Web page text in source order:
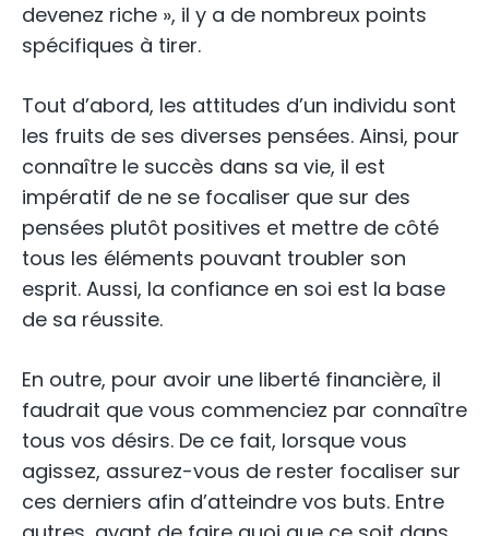
devenez riche », il y a de nombreux points
spécifiques à tirer.
Tout d’abord, les attitudes d’un individu sont
les fruits de ses diverses pensées. Ainsi, pour
connaître le succès dans sa vie, il est
impératif de ne se focaliser que sur des
pensées plutôt positives et mettre de côté
tous les éléments pouvant troubler son
esprit. Aussi, la confiance en soi est la base
de sa réussite.
En outre, pour avoir une liberté financière, il
faudrait que vous commenciez par connaître
tous vos désirs. De ce fait, lorsque vous
agissez, assurez-vous de rester focaliser sur
ces derniers afin d’atteindre vos buts. Entre